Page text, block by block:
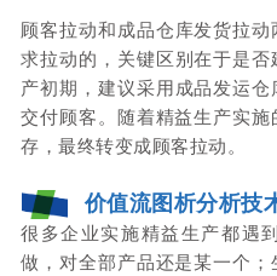
顾客拉动和成品仓库发货拉
求拉动的，关键区别在于是否
产初期，建议采用成品发运
交付顾客。 随着精益生产实
存，最终转变成顾客拉动。
价值流图析分析技
很多企业实施精益生产都遇
做，对全部产品还是某一个；